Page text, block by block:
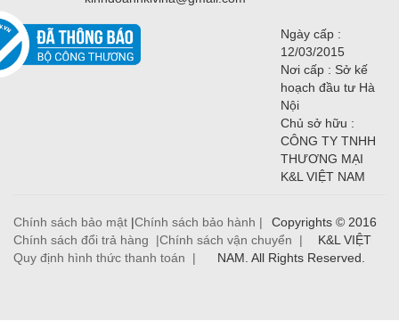
Ngày cấp :
12/03/2015
Nơi cấp : Sở kế
hoạch đầu tư Hà
Nội
Chủ sở hữu :
CÔNG TY TNHH
THƯƠNG MẠI
K&L VIỆT NAM
Chính sách bảo mật |Chính sách bảo hành |
Chính sách đổi trả hàng |Chính sách vận chuyển |
Quy định hình thức thanh toán |
Copyrights © 2016
K&L VIỆT
NAM. All Rights Reserved.